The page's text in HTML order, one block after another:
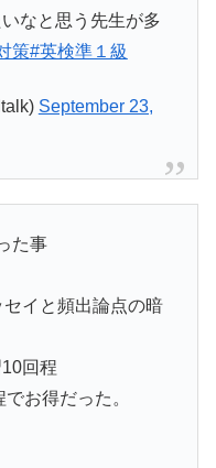
なと思う先生が多
策#英検準１級
September 23,
た事
イと頻出論点の暗
回程
お得だった。